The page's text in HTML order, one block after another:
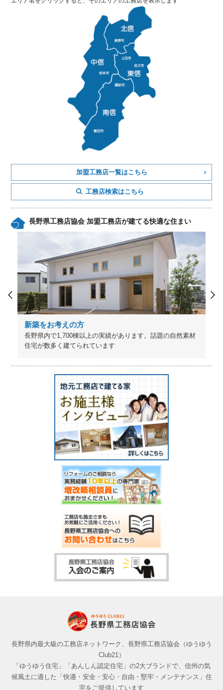
加盟工務店一覧はこちら
工務店検索はこちら
長野県工務店協会 加盟工務店が建てる快適な住まい
新築をお考えの方
長野県内で1,700棟以上の実績があります。話題の自然素材
住宅が数多く建てられています
長野県内最大級の工務店ネットワーク、長野県工務店協会（ゆうゆう
Club21）
「ゆうゆう住宅」「あんしん認定住宅」の2大ブランドで、信州の気
候風土に適した「快適・安全・安心・自由・堅牢・メンテナンス」住
宅をご提供しています